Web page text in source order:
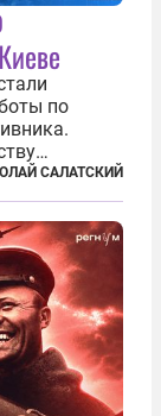
по
и два
В
САЛАТСКИЙ